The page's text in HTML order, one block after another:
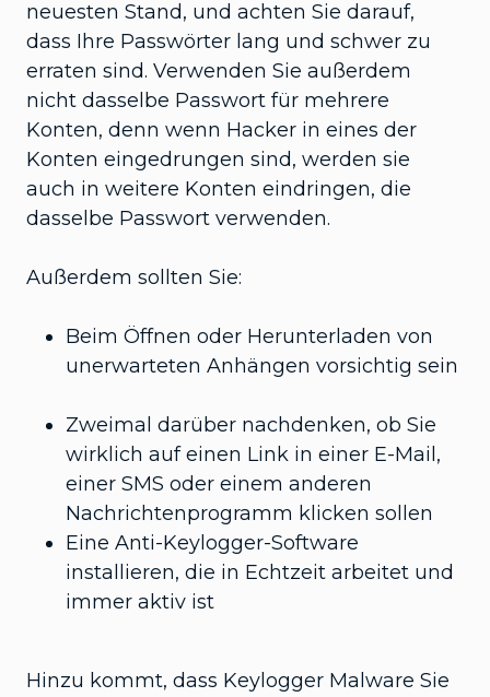
neuesten Stand, und achten Sie darauf,
dass Ihre Passwörter lang und schwer zu
erraten sind. Verwenden Sie außerdem
nicht dasselbe Passwort für mehrere
Konten, denn wenn Hacker in eines der
Konten eingedrungen sind, werden sie
auch in weitere Konten eindringen, die
dasselbe Passwort verwenden.
Außerdem sollten Sie:
Beim Öffnen oder Herunterladen von
unerwarteten Anhängen vorsichtig sein
Zweimal darüber nachdenken, ob Sie
wirklich auf einen Link in einer E-Mail,
einer SMS oder einem anderen
Nachrichtenprogramm klicken sollen
Eine Anti-Keylogger-Software
installieren, die in Echtzeit arbeitet und
immer aktiv ist
Hinzu kommt, dass Keylogger Malware Sie